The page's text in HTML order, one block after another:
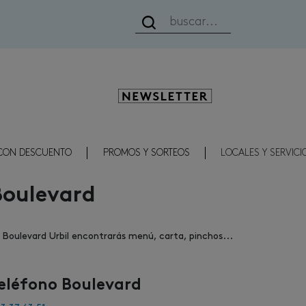
Newsletter
DESCUENTO PROMOS Y SORTEOS LOCALES Y
Boulevard Urbil encontrarás menú, carta, pinchos...
Boulevard